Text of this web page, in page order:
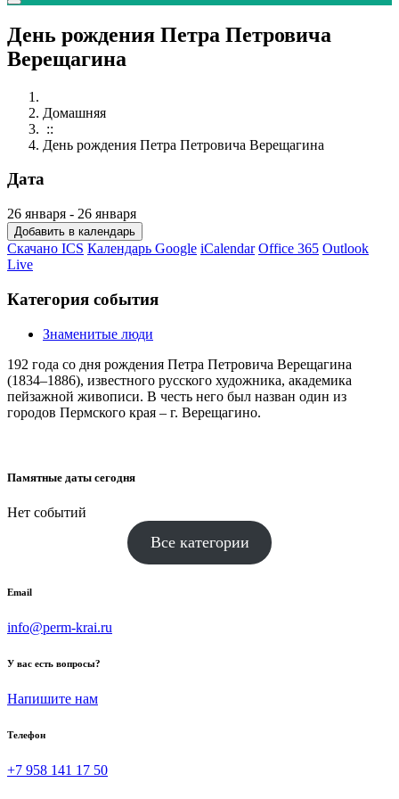
День рождения Петра Петровича
Верещагина
Домашняя
::
День рождения Петра Петровича Верещагина
Дата
26 января - 26 января
Добавить в календарь
Скачано ICS Календарь Google iCalendar Office 365 Outlook
Live
Категория события
Знаменитые люди
192 года со дня рождения Петра Петровича Верещагина
(1834–1886), известного русского художника, академика
пейзажной живописи. В честь него был назван один из
городов Пермского края – г. Верещагино.
Памятные даты сегодня
Нет событий
Все категории
Email
info@perm-krai.ru
У вас есть вопросы?
Напишите нам
Телефон
+7 958 141 17 50